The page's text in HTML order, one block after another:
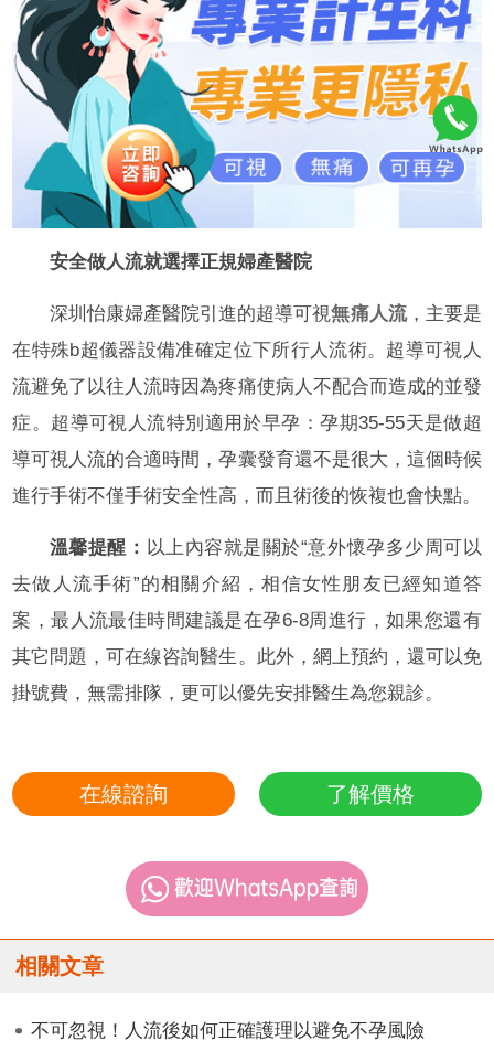
安全做人流就選擇正規婦產醫院
深圳怡康婦產醫院引進的超導可視無痛人流，主要是
在特殊b超儀器設備准確定位下所行人流術。超導可視人
流避免了以往人流時因為疼痛使病人不配合而造成的並發
症。超導可視人流特別適用於早孕：孕期35-55天是做超
導可視人流的合適時間，孕囊發育還不是很大，這個時候
進行手術不僅手術安全性高，而且術後的恢複也會快點。
溫馨提醒： 以上內容就是關於“意外懷孕多少周可以
去做人流手術”的相關介紹，相信女性朋友已經知道答
案，最人流最佳時間建議是在孕6-8周進行，如果您還有
其它問題，可在線咨詢醫生。此外，網上預約，還可以免
掛號費，無需排隊，更可以優先安排醫生為您親診。
在線諮詢 了解價格
相關文章
不可忽視！人流後如何正確護理以避免不孕風險